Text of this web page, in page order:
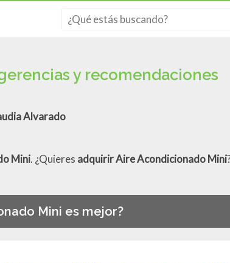
y recomendaciones
Alvarado
Mini. ¿Quieres adquirir Aire Acondicionado Mini
Mini es mejor?